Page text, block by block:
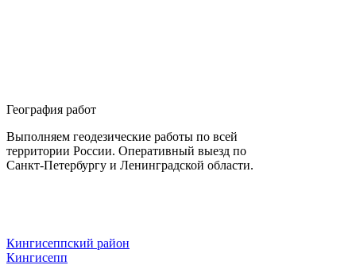
География работ
Выполняем геодезические работы по всей
территории России. Оперативный выезд по
Санкт-Петербургу и Ленинградской области.
Кингисеппский район
Кингисепп